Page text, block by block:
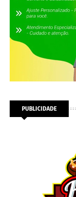
PUBLICIDADE